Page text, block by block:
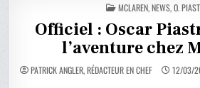
POSTED
IN
MCLAREN,NEWS,O.
Officiel : Oscar
l’aventure chez
PATRICK ANGLER, RÉDACTEUR EN CHEF 12/03/